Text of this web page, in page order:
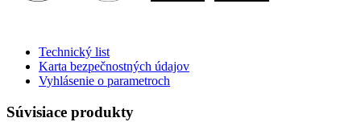
Technický list
Karta bezpečnostných údajov
Vyhlásenie o parametroch
Súvisiace produkty